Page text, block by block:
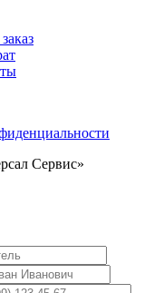
Сервис»